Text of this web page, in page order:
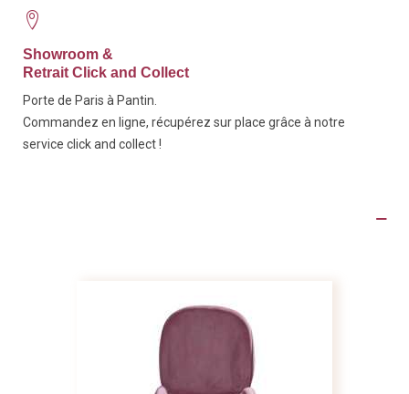
Showroom &
Retrait Click and Collect
Porte de Paris à Pantin.
Commandez en ligne, récupérez sur place grâce à notre
service click and collect !